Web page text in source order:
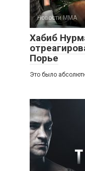
Новости ММА
Хабиб
Порье
Это было